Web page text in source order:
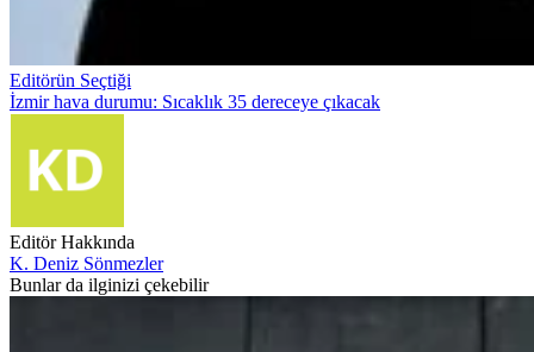
Editörün Seçtiği
İzmir hava durumu: Sıcaklık 35 dereceye çıkacak
Editör Hakkında
K. Deniz Sönmezler
Bunlar da ilginizi çekebilir